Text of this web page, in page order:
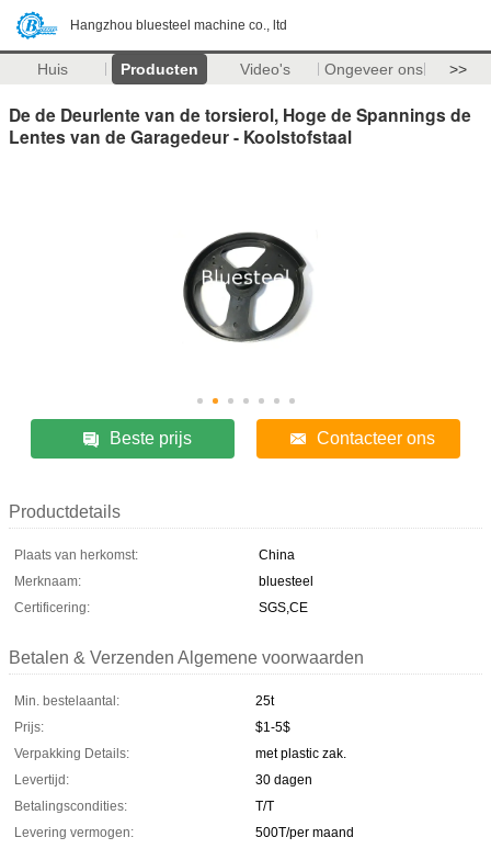
Hangzhou bluesteel machine co., ltd
Huis Producten Video's Ongeveer ons >>
De de Deurlente van de torsierol, Hoge de Spannings de
Lentes van de Garagedeur - Koolstofstaal
Beste prijs Contacteer ons
Productdetails
Plaats van herkomst:
China
Merknaam:
bluesteel
Certificering:
SGS,CE
Betalen & Verzenden Algemene voorwaarden
Min. bestelaantal:
25t
Prijs:
$1-5$
Verpakking Details:
met plastic zak.
Levertijd:
30 dagen
Betalingscondities:
T/T
Levering vermogen:
500T/per maand